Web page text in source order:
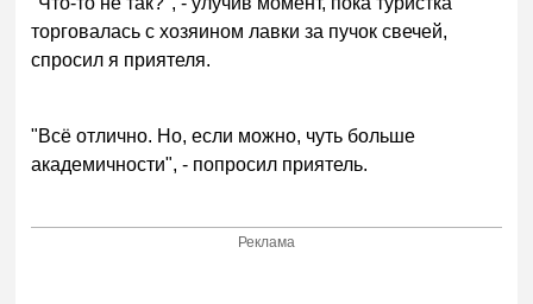
торговалась с хозяином лавки за пучок свечей,
спросил я приятеля.
"Всё отлично. Но, если можно, чуть больше
академичности", - попросил приятель.
Реклама